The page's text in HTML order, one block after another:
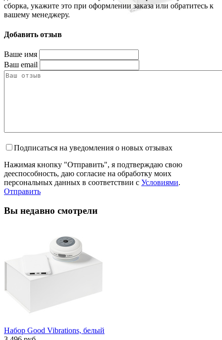
сборка, укажите это при оформлении заказа или обратитесь к
вашему менеджеру.
Добавить отзыв
Ваше имя
Ваш email
Подписаться на уведомления о новых отзывах
Нажимая кнопку "Отправить", я подтверждаю свою
дееспособность, даю согласие на обработку моих
персональных данных в соответствии с Условиями.
Отправить
Вы недавно смотрели
Набор Good Vibrations, белый